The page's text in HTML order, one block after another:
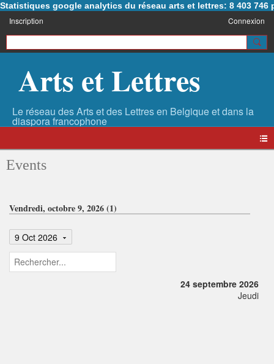
Statistiques google analytics du réseau arts et lettres: 8 403 746
Inscription Connexion
Arts et Lettres
Events
Vendredi, octobre 9, 2026 (1)
9 Oct 2026
24 septembre 2026
Jeudi